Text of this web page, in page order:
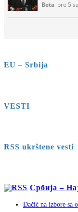
EU – Srbija
VESTI
RSS ukrštene vesti
Србија –
Dačić na izbore sa